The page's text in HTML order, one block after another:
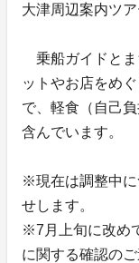
大津周辺案内ツ
乗船ガイドとま
ットやお店をめ
で、軽食（自己
含んでいます。
※現在は調整中に
せします。
※7月上旬に改め
に関する確認の